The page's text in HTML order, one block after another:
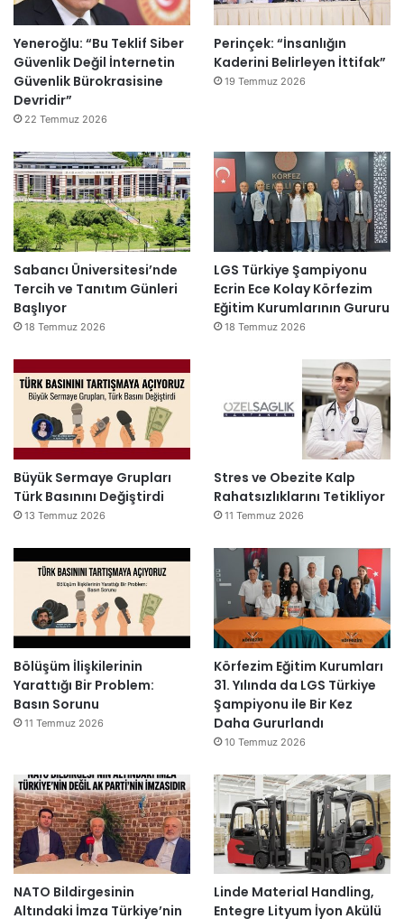
Yeneroğlu: “Bu Teklif Siber
Güvenlik Değil İnternetin
Güvenlik Bürokrasisine
Devridir”
22 Temmuz 2026
Perinçek: “İnsanlığın
Kaderini Belirleyen İttifak”
19 Temmuz 2026
Sabancı Üniversitesi’nde
Tercih ve Tanıtım Günleri
Başlıyor
18 Temmuz 2026
LGS Türkiye Şampiyonu
Ecrin Ece Kolay Körfezim
Eğitim Kurumlarının Gururu
18 Temmuz 2026
Büyük Sermaye Grupları
Türk Basınını Değiştirdi
13 Temmuz 2026
Stres ve Obezite Kalp
Rahatsızlıklarını Tetikliyor
11 Temmuz 2026
Bölüşüm İlişkilerinin
Yarattığı Bir Problem:
Basın Sorunu
11 Temmuz 2026
Körfezim Eğitim Kurumları
31. Yılında da LGS Türkiye
Şampiyonu ile Bir Kez
Daha Gururlandı
10 Temmuz 2026
NATO Bildirgesinin
Altındaki İmza Türkiye’nin
Linde Material Handling,
Entegre Lityum İyon Akülü